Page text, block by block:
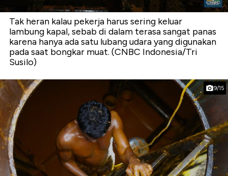
Tak heran kalau pekerja harus sering keluar
lambung kapal, sebab di dalam terasa sangat panas
karena hanya ada satu lubang udara yang digunakan
pada saat bongkar muat. (CNBC Indonesia/Tri
Susilo)
9/15